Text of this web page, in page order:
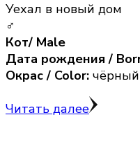
Уехал в новый дом
♂
Кот/ Male
Дата рождения /
Окрас / Color:
Читать далее